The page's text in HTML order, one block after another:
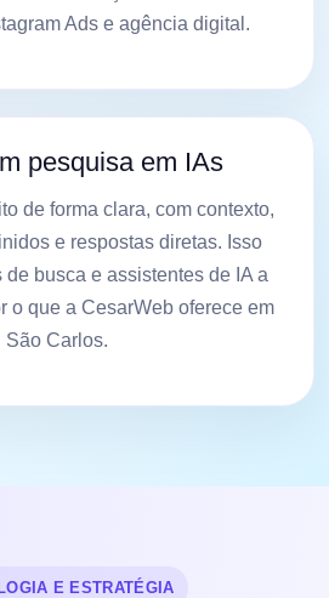
Ads e agência digital.
pesquisa em IAs
de forma clara, com contexto,
e respostas diretas. Isso
busca e assistentes de IA a
o que a CesarWeb oferece em
São Carlos.
E ESTRATÉGIA